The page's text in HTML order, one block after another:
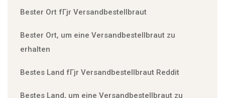
Bester Ort fГјr Versandbestellbraut
Bester Ort, um eine Versandbestellbraut zu
erhalten
Bestes Land fГјr Versandbestellbraut Reddit
Bestes Land, um eine Versandbestellbraut zu